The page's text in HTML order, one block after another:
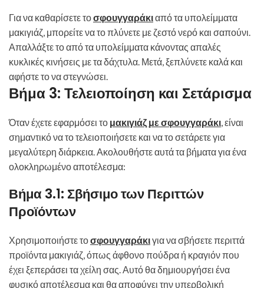
Για να καθαρίσετε τοσφουγγαράκιαπό τα υπολείμματα
μακιγιάζ, μπορείτε να το πλύνετε με ζεστό νερό και σαπούνι.
Απαλλάξτε το από τα υπολείμματα κάνοντας απαλές
κυκλικές κινήσεις με τα δάχτυλα. Μετά, ξεπλύνετε καλά και
αφήστε το να στεγνώσει.
Βήμα 3: Τελειοποίηση και Σετάρισμα
Όταν έχετε εφαρμόσει το μακιγιάζ με σφουγγαράκι, είναι
σημαντικό να το τελειοποιήσετε και να το σετάρετε για
μεγαλύτερη διάρκεια. Ακολουθήστε αυτά τα βήματα για ένα
ολοκληρωμένο αποτέλεσμα:
Βήμα 3.1: Σβήσιμο των Περιττών
Προϊόντων
Χρησιμοποιήστε τοσφουγγαράκιγια να σβήσετε περιττά
προϊόντα μακιγιάζ, όπως άφθονο πούδρα ή κραγιόν που
έχει ξεπεράσει τα χείλη σας. Αυτό θα δημιουργήσει ένα
φυσικό αποτέλεσμα και θα αποφύγει την υπερβολική